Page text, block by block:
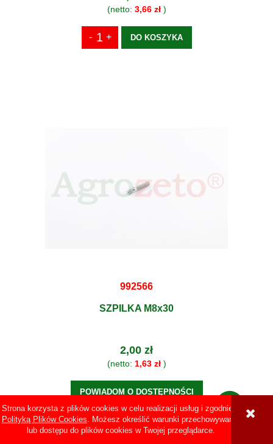
Strona korzysta z plików cookies w celu realizacji usług i zgodnie z
Polityką Plików Cookies. Możesz określić warunki przechowywania
lub dostępu do plików cookies w Twojej przeglądarce.
(netto: 3,66 zł)
DO KOSZYKA
992566
SZPILKA M8x30
2,00 zł
(netto: 1,63 zł)
POWIADOM O DOSTĘPNOŚCI